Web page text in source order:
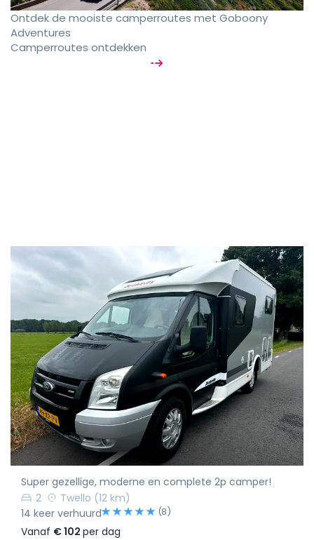
Ontdek de mooiste camperroutes met Goboony
Adventures
Camperroutes ontdekken
Super gezellige, moderne en complete 2p camper!
2
Twello (12 km)
14 keer verhuurd
(8)
Vanaf € 102 per dag